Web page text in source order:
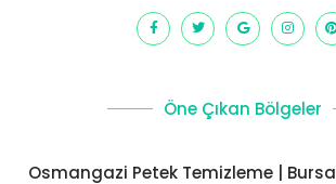
Öne Çıkan Bölgeler
Osmangazi Petek Temizleme | Bursa